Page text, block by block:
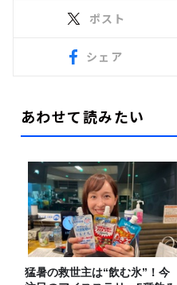
ポスト
シェア
あわせて読みたい
猛暑の救世主は“飲む氷”！今